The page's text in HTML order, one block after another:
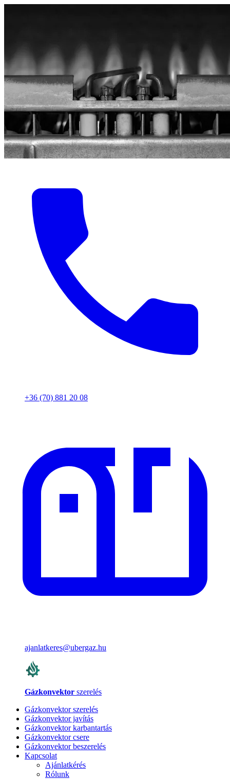
+36 (70) 881 20 08
ajanlatkeres@ubergaz.hu
Gázkonvektor szerelés
Gázkonvektor szerelés
Gázkonvektor javítás
Gázkonvektor karbantartás
Gázkonvektor csere
Gázkonvektor beszerelés
Kapcsolat
Ajánlatkérés
Rólunk